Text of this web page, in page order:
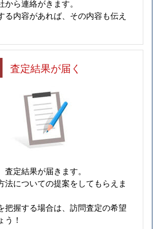
から連絡がきます。
る内容があれば、その内容も伝え
査定結果が届く
査定結果が届きます。
法についての提案をしてもらえま
把握する場合は、訪問査定の希望
う！